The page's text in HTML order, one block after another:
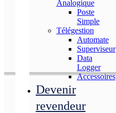
Analogique
Poste
Simple
Télégestion
Automate
Superviseur
Data
Logger
Accessoires
Devenir
revendeur